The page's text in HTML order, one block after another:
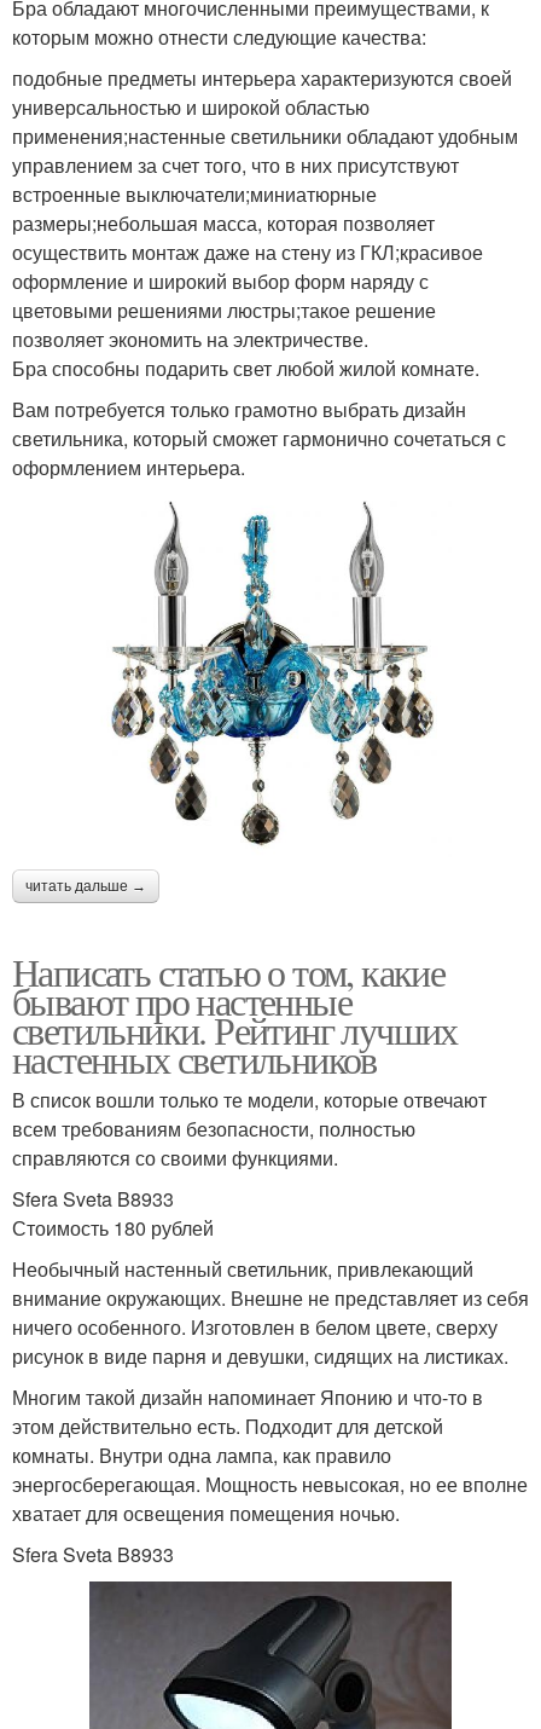
Бра обладают многочисленными преимуществами, к
которым можно отнести следующие качества:
подобные предметы интерьера характеризуются своей
универсальностью и широкой областью
применения;настенные светильники обладают удобным
управлением за счет того, что в них присутствуют
встроенные выключатели;миниатюрные
размеры;небольшая масса, которая позволяет
осуществить монтаж даже на стену из ГКЛ;красивое
оформление и широкий выбор форм наряду с
цветовыми решениями люстры;такое решение
позволяет экономить на электричестве.
Бра способны подарить свет любой жилой комнате.
Вам потребуется только грамотно выбрать дизайн
светильника, который сможет гармонично сочетаться с
оформлением интерьера.
читать дальше →
Написать статью о том, какие
бывают про настенные
светильники. Рейтинг лучших
настенных светильников
В список вошли только те модели, которые отвечают
всем требованиям безопасности, полностью
справляются со своими функциями.
Sfera Sveta B8933
Стоимость 180 рублей
Необычный настенный светильник, привлекающий
внимание окружающих. Внешне не представляет из себя
ничего особенного. Изготовлен в белом цвете, сверху
рисунок в виде парня и девушки, сидящих на листиках.
Многим такой дизайн напоминает Японию и что-то в
этом действительно есть. Подходит для детской
комнаты. Внутри одна лампа, как правило
энергосберегающая. Мощность невысокая, но ее вполне
хватает для освещения помещения ночью.
Sfera Sveta B8933